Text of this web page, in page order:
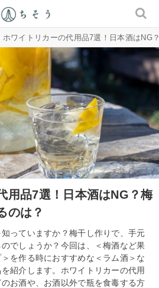
ワイトリカーの代用品7選！日本酒はNG
用品7選！日本酒はNG？梅
のは？
っていますか？梅干し作りで、手元
でしょうか？今回は、＜梅酒など果
を作る時におすすめな＜ラム酒＞な
紹介します。ホワイトリカーの代用
お酒や、お酒以外で瓶を食毒する方